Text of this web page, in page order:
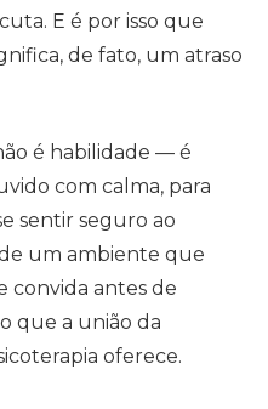
E é por isso que
de fato, um atraso
é habilidade — é
com calma, para
sentir seguro ao
um ambiente que
convida antes de
que a união da
oferece.